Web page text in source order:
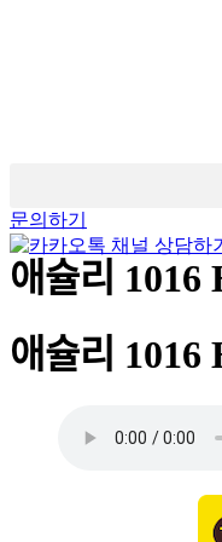
문의하기
애슐리
애슐리